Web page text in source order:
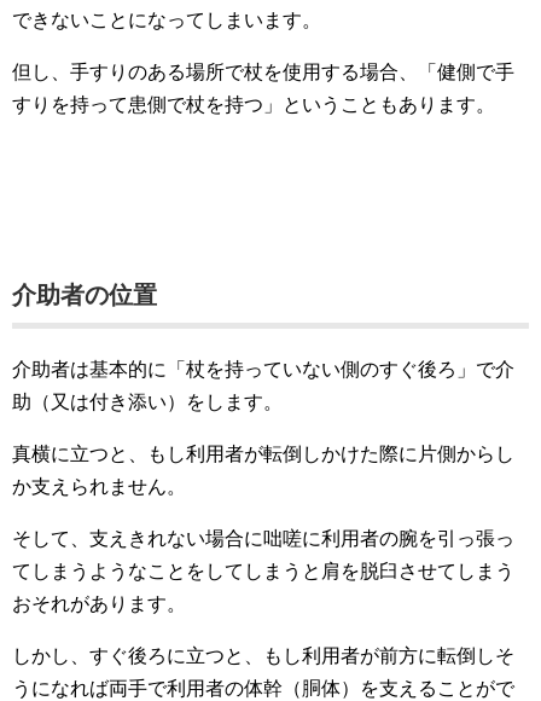
できないことになってしまいます。
但し、手すりのある場所で杖を使用する場合、「健側で手
すりを持って患側で杖を持つ」ということもあります。
介助者の位置
介助者は基本的に「杖を持っていない側のすぐ後ろ」で介
助（又は付き添い）をします。
真横に立つと、もし利用者が転倒しかけた際に片側からし
か支えられません。
そして、支えきれない場合に咄嗟に利用者の腕を引っ張っ
てしまうようなことをしてしまうと肩を脱臼させてしまう
おそれがあります。
しかし、すぐ後ろに立つと、もし利用者が前方に転倒しそ
うになれば両手で利用者の体幹（胴体）を支えることがで